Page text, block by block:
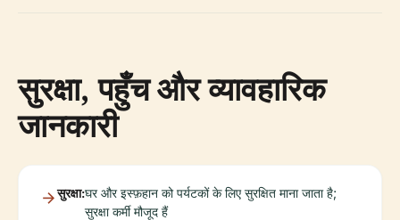
सुरक्षा, पहुँच और व्यावहारिक
जानकारी
सुरक्षा:घर और इस्फ़हान को पर्यटकों के लिए सुरक्षित माना जाता है;
सुरक्षा कर्मी मौजूद हैं